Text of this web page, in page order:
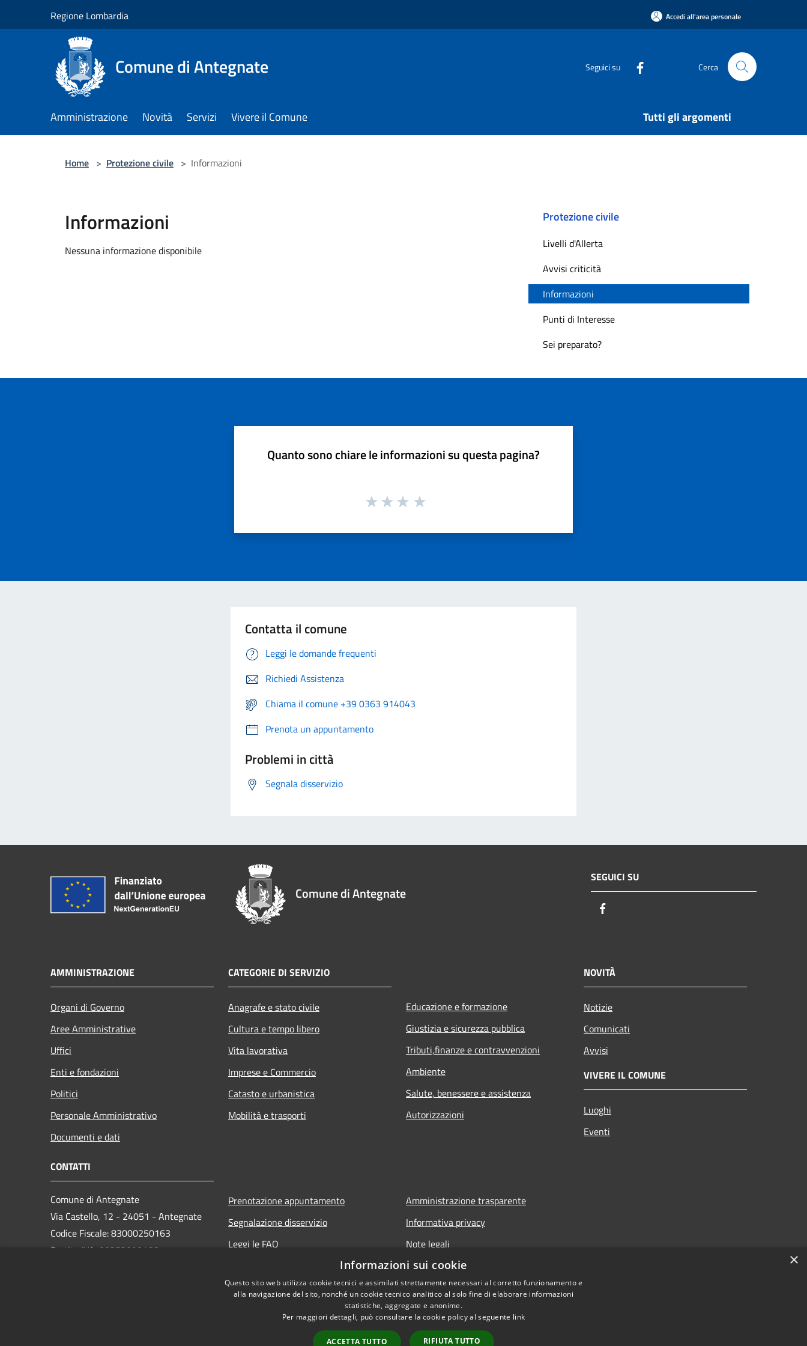
Regione Lombardia Accedi all'area personale
Comune di Antegnate Seguici su Cerca
Amministrazione Novità Servizi Vivere il Comune Tutti gli argomenti
Home > Protezione civile > Informazioni
Informazioni
Nessuna informazione disponibile
Protezione civile
Livelli d'Allerta
Avvisi criticità
Informazioni
Punti di Interesse
Sei preparato?
Quanto sono chiare le informazioni su questa pagina?
Contatta il comune
Leggi le domande frequenti
Richiedi Assistenza
Chiama il comune +39 0363 914043
Prenota un appuntamento
Problemi in città
Segnala disservizio
Comune di Antegnate
SEGUICI SU
AMMINISTRAZIONE
Organi di Governo
Aree Amministrative
Uffici
Enti e fondazioni
Politici
Personale Amministrativo
Documenti e dati
CATEGORIE DI SERVIZIO
Anagrafe e stato civile
Cultura e tempo libero
Vita lavorativa
Imprese e Commercio
Catasto e urbanistica
Mobilità e trasporti
Educazione e formazione
Giustizia e sicurezza pubblica
Tributi,finanze e contravvenzioni
Ambiente
Salute, benessere e assistenza
Autorizzazioni
NOVITÀ
Notizie
Comunicati
Avvisi
VIVERE IL COMUNE
Luoghi
Eventi
CONTATTI
Comune di Antegnate
Via Castello, 12 - 24051 - Antegnate
Codice Fiscale: 83000250163
Partita IVA: 00373090166
Prenotazione appuntamento
Segnalazione disservizio
Leggi le FAQ
Amministrazione trasparente
Informativa privacy
Note legali
Dichiarazione di accessibilità
×
Informazioni sui cookie
Questo sito web utilizza cookie tecnici e assimilati strettamente necessari al corretto funzionamento e
alla navigazione del sito, nonché un cookie tecnico analitico al solo fine di elaborare informazioni
statistiche, aggregate e anonime.
Per maggiori dettagli, può consultare la cookie policy al seguente link
ACCETTA TUTTO RIFIUTA TUTTO